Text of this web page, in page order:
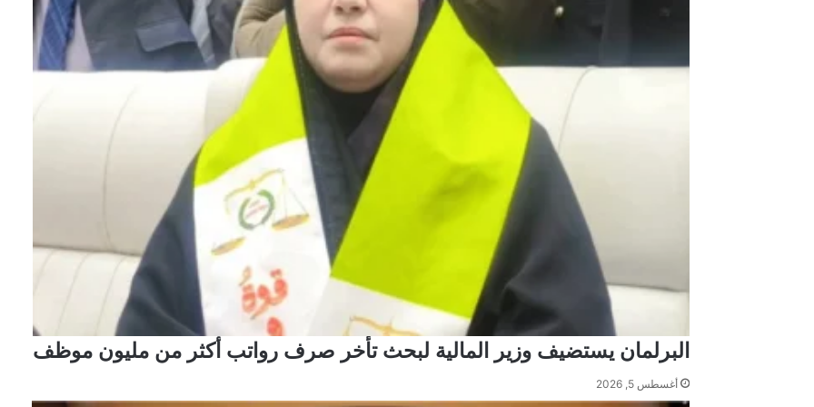
البرلمان يستضيف وزير المالية لبحث تأخر صرف رواتب أكثر من مليون موظف
أغسطس 5, 2026